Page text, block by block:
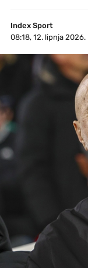
Index Sport
08:18, 12. lipnja 2026.